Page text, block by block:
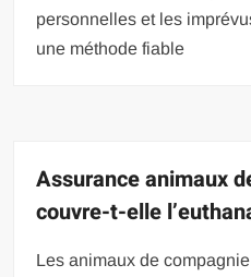
personnelles et les
une méthode fiable
Assurance animaux
couvre-t-elle
Les animaux de